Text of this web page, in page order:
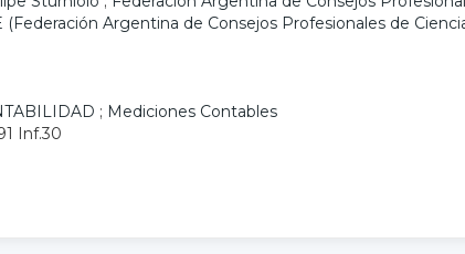
(Federación Argentina de Consejos Profesionales de
; Mediciones Contables
Inf.30